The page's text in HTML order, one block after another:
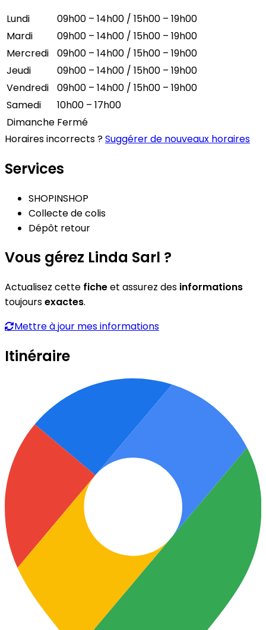
Lundi
09h00 – 14h00 / 15h00 – 19h00
Mardi
09h00 – 14h00 / 15h00 – 19h00
Mercredi
09h00 – 14h00 / 15h00 – 19h00
Jeudi
09h00 – 14h00 / 15h00 – 19h00
Vendredi
09h00 – 14h00 / 15h00 – 19h00
Samedi
10h00 – 17h00
Dimanche Fermé
Horaires incorrects ?Suggérer de nouveaux horaires
Services
SHOPINSHOP
Collecte de colis
Dépôt retour
Vous gérez Linda Sarl ?
Actualisez cette ficheet assurez des informations
toujoursexactes.
Mettre à jour mes informations
Itinéraire